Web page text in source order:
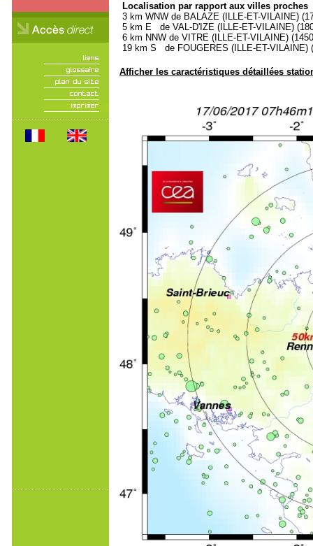
Localisation par rapport aux villes proches
3 km WNW de BALAZE (ILLE-ET-VILAINE)
5 km E de VAL-D'IZE (ILLE-ET-VILAINE)
6 km NNW de VITRE (ILLE-ET-VILAINE)
19 km S de FOUGERES (ILLE-ET-VILAINE)
Afficher les caractéristiques détaillées